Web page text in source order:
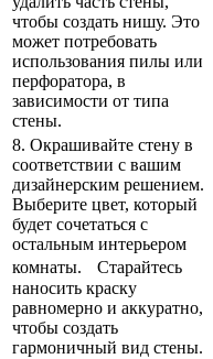
чтобы создать нишу. Это
может потребовать
использования пилы или
перфоратора, в
зависимости от типа
стены.
8. Окрашивайте стену в
соответствии с вашим
дизайнерским решением.
Выберите цвет, который
будет сочетаться с
остальным интерьером
комнаты. Старайтесь
наносить краску
равномерно и аккуратно,
чтобы создать
гармоничный вид стены.